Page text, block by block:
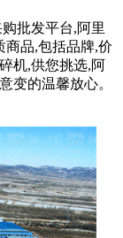
批发平台,阿里
商品,包括品牌,价
机,供您挑选,阿
变的温馨放心。